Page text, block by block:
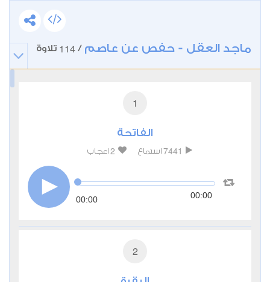
ماجد العقل - حفص عن عاصم /
114 تلاوة
1
الفاتحة
7441 استماع 2 اعجاب
00:00 00:00
2